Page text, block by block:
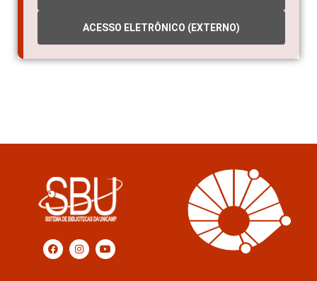
ACESSO ELETRÔNICO (EXTERNO)